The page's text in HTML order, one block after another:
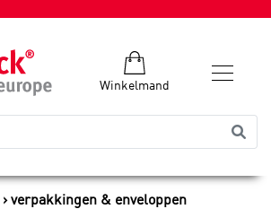
Winkelmand
verpakkingen & enveloppen